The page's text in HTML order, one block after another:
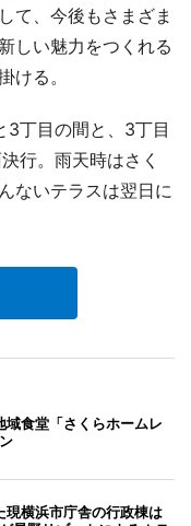
て、今後もさまざま
しい魅力をつくれる
ける。
丁目の間と、3丁目
行。雨天時はさく
ないテラスは翌日に
食堂「さくらホームレ
現横浜市庁舎の行政棟は